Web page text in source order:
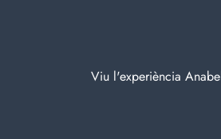
Viu l'experiència